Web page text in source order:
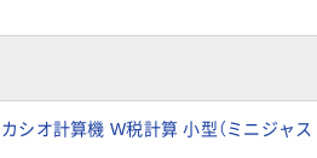
カシオ計算機 W税計算 小型（ミニジャ